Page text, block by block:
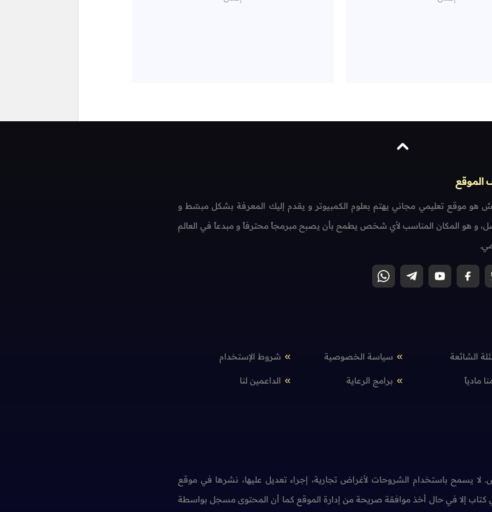
الموقع
هو موقع تعليمي مجاني يهتم بعلوم الكمبيوتر و يقدم إليك المعرفة بشكل مبسّط و
و هو المكان المناسب لأي شخص يطمح بأن يصبح مبرمجاً محترفاً و مبدعاً في العالم
الشائعة سياسة الخصوصية شروط الإستخدام
مادياً برامج الرعاية الداعمين لنا
يسمح باستخدام الشروحات لأغراض تجارية، إجراء تعديل عليها، نشرها في موقع
إلا في حال أخذ موافقة صريحة من إدارة الموقع كما أن المحتوى مسجل بواسطة